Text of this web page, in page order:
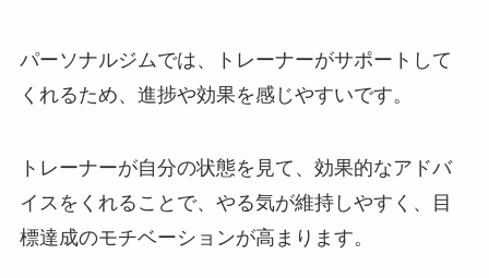
パーソナルジムでは、トレーナーがサポートして
くれるため、進捗や効果を感じやすいです。
トレーナーが自分の状態を見て、効果的なアドバ
イスをくれることで、やる気が維持しやすく、目
標達成のモチベーションが高まります。